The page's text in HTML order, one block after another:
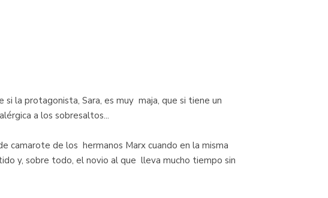
la protagonista, Sara, es muy maja, que si tiene un
a los sobresaltos...
camarote de los hermanos Marx cuando en la misma
y, sobre todo, el novio al que lleva mucho tiempo sin